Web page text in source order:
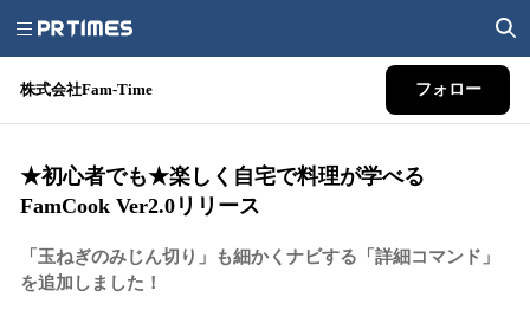
株式会社Fam-Time フォロー
★初心者でも★楽しく自宅で料理が学べる
FamCook Ver2.0リリース
「玉ねぎのみじん切り」も細かくナビする「詳細コマンド」
を追加しました！